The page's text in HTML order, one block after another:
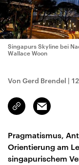
Singapurs Skyline bei
Wallace Woon
Von Gerd Brendel |
Link
kopieren/teilen
Email
Pragmatismus,
Orientierung am
singapurischem